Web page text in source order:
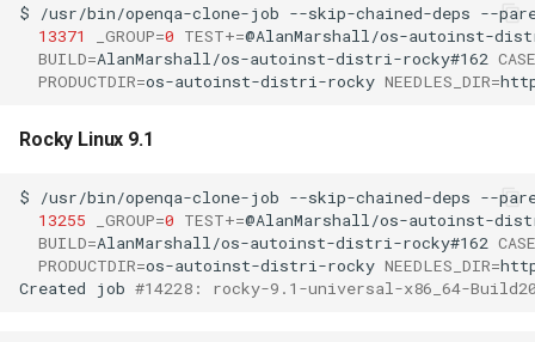
$ /usr/bin/openqa-clone-job --skip-chained-deps --
13371
_GROUP=0 TEST+=@AlanMarshall/os-autoinst-
BUILD=AlanMarshall/os-autoinst-distri-rocky#162
PRODUCTDIR=os-autoinst-distri-rocky NEEDLES_DIR=
Rocky Linux 9.1
$ /usr/bin/openqa-clone-job --skip-chained-deps --
13255
_GROUP=0 TEST+=@AlanMarshall/os-autoinst-
BUILD=AlanMarshall/os-autoinst-distri-rocky#162
PRODUCTDIR=os-autoinst-distri-rocky NEEDLES_DIR=
Created
job #14228: rocky-9.1-universal-x86_64-